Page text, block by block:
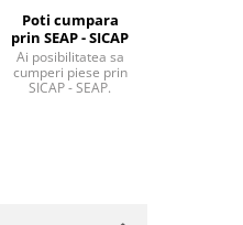
Poti cumpara
prin SEAP - SICAP
Ai posibilitatea sa
cumperi piese prin
SICAP - SEAP.